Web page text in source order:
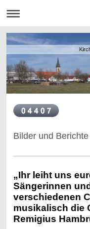
Bilder und
„Ihr leiht uns
Sängerinnen
verschiedenen
musikalisch die
Remigius